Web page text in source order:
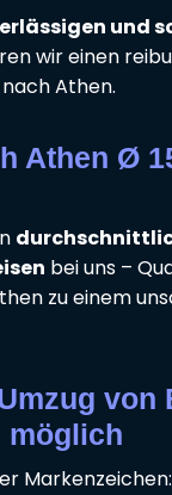
und
wir einen
Athen.
Athen Ø
bei uns –
zu einem
von
möglich
Markenzeichen: